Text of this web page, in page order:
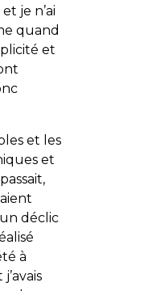
je n’ai
quand
et
et les
et
déclic
à